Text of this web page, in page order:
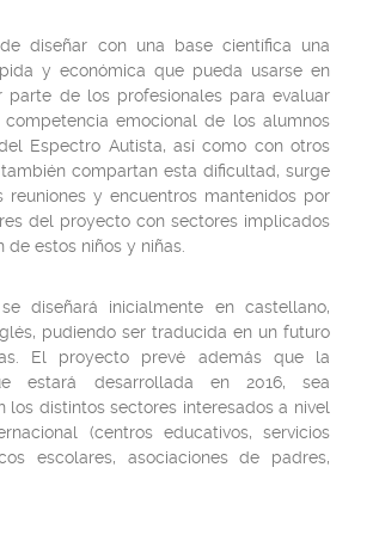
diseñar con una base científica una
y económica que pueda usarse en
parte de los profesionales para evaluar
emocional de los alumnos
Espectro Autista, así como con otros
compartan esta dificultad, surge
reuniones y encuentros mantenidos por
del proyecto con sectores implicados
de estos niños y niñas.
diseñará inicialmente en castellano,
pudiendo ser traducida en un futuro
El proyecto prevé además que la
estará desarrollada en 2016, sea
los distintos sectores interesados a nivel
(centros educativos, servicios
escolares, asociaciones de padres,